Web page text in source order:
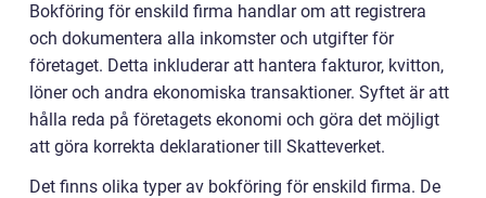
Bokföring för enskild firma handlar om att registrera
och dokumentera alla inkomster och utgifter för
företaget. Detta inkluderar att hantera fakturor, kvitton,
löner och andra ekonomiska transaktioner. Syftet är att
hålla reda på företagets ekonomi och göra det möjligt
att göra korrekta deklarationer till Skatteverket.
Det finns olika typer av bokföring för enskild firma. De